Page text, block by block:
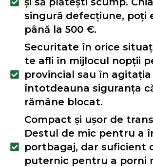
singură defecțiune, poți
până la 500 €.
Securitate în orice
te afli în mijlocul nopții
provincial sau în agitația
întotdeauna siguranța
rămâne blocat.
Compact și ușor de
Destul de mic pentru a
portbagaj, dar suficient
puternic pentru a porni